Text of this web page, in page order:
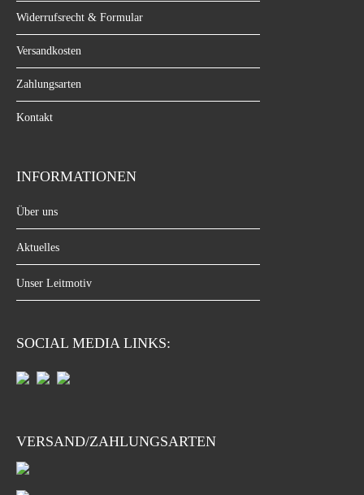
Widerrufsrecht & Formular
Versandkosten
Zahlungsarten
Kontakt
INFORMATIONEN
Über uns
Aktuelles
Unser Leitmotiv
SOCIAL MEDIA LINKS:
VERSAND/ZAHLUNGSARTEN